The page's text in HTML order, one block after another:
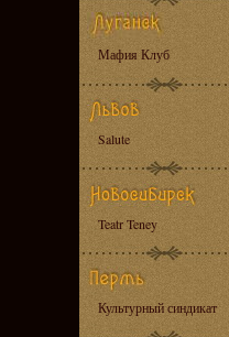
Мафия Клуб
Salute
Teatr Teney
Культурный синдикат